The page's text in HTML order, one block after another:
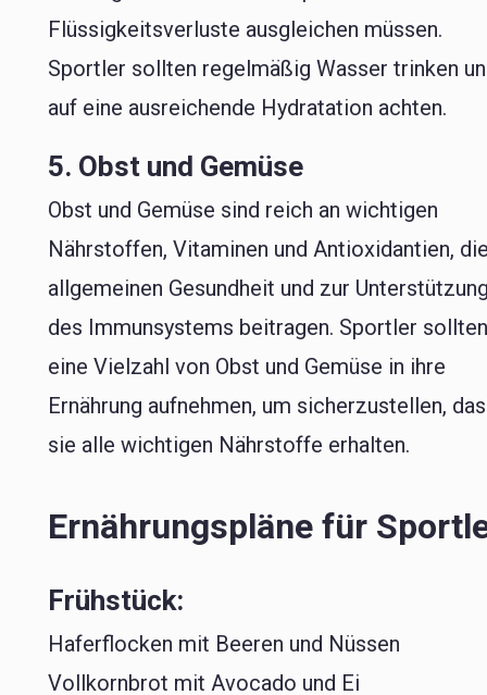
Flüssigkeitsverluste ausgleichen müssen.
Sportler sollten regelmäßig Wasser trinken
auf eine ausreichende Hydratation achten.
5. Obst und Gemüse
Obst und Gemüse sind reich an wichtigen
Nährstoffen, Vitaminen und Antioxidantien,
allgemeinen Gesundheit und zur
des Immunsystems beitragen. Sportler
eine Vielzahl von Obst und Gemüse in ihre
Ernährung aufnehmen, um sicherzustellen,
sie alle wichtigen Nährstoffe erhalten.
Ernährungspläne für
Frühstück:
Haferflocken mit Beeren und Nüssen
Vollkornbrot mit Avocado und Ei